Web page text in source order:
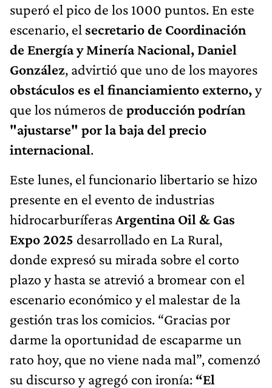
superó el pico de los 1000 puntos. En este
escenario, el secretario de Coordinación
de Energía y Minería Nacional, Daniel
González, advirtió que uno de los mayores
obstáculos es el financiamiento externo,y
que los números de producción podrían
"ajustarse" por la baja del precio
internacional.
Este lunes, el funcionario libertario se hizo
presente en el evento de industrias
hidrocarburíferasArgentina Oil & Gas
Expo 2025 desarrollado en La Rural,
donde expresó su mirada sobre el corto
plazo y hasta se atrevió a bromear con el
escenario económico y el malestar de la
gestión tras los comicios. “Gracias por
darme la oportunidad de escaparme un
rato hoy, que no viene nada mal”, comenzó
su discurso y agregó con ironía: “El